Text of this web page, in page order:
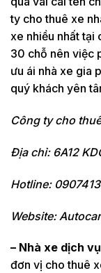
ty cho thuê xe
xe nhiều nhất tại
30 chỗ nên việc
ưu ái nhà xe gia
quý khách yên
Công ty cho
Địa chỉ: 6A12
Hotline:
Website:
– Nhà xe dịch
đơn vị cho thuê